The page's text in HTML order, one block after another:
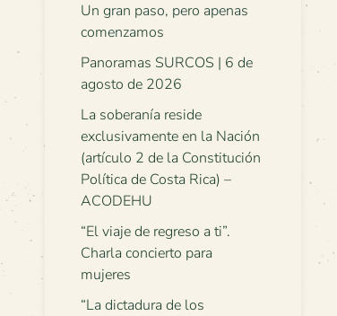
Un gran paso, pero apenas
comenzamos
Panoramas SURCOS | 6 de
agosto de 2026
La soberanía reside
exclusivamente en la Nación
(artículo 2 de la Constitución
Política de Costa Rica) –
ACODEHU
“El viaje de regreso a ti”.
Charla concierto para
mujeres
“La dictadura de los